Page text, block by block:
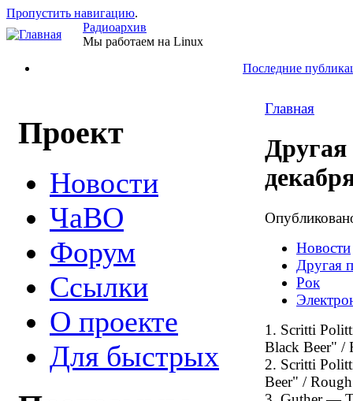
Пропустить навигацию.
Радиоархив
Мы работаем на Linux
Последние
Проект
Новости
ЧаВО
Форум
Ссылки
О проекте
Для быстрых
Главная
Другая
Новости
Другая
Рок
1. Scritti
Black Beer" /
2. Scritti
Beer" /